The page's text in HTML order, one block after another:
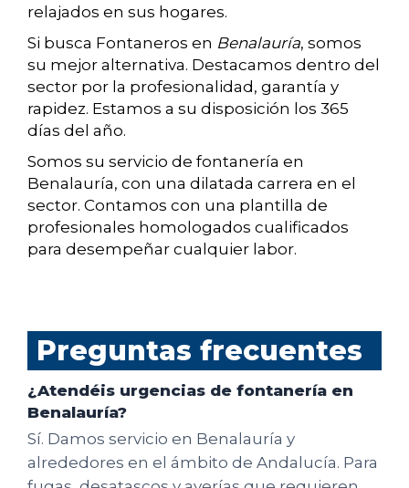
relajados en sus hogares.
Si busca Fontaneros en Benalauría, somos
su mejor alternativa. Destacamos dentro del
sector por la profesionalidad, garantía y
rapidez. Estamos a su disposición los 365
días del año.
Somos su servicio de fontanería en
Benalauría, con una dilatada carrera en el
sector. Contamos con una plantilla de
profesionales homologados cualificados
para desempeñar cualquier labor.
Preguntas frecuentes
¿Atendéis urgencias de fontanería en
Benalauría?
Sí. Damos servicio en Benalauría y
alrededores en el ámbito de Andalucía. Para